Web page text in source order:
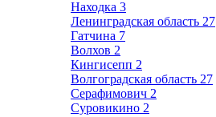
Находка 3
Ленинградская область 27
Гатчина 7
Волхов 2
Кингисепп 2
Волгоградская область 27
Серафимович 2
Суровикино 2